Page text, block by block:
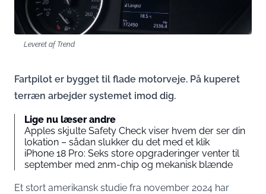
Leveret af Trend
Fartpilot er bygget til flade motorveje. På kuperet
terræn arbejder systemet imod dig.
Lige nu læser andre
Apples skjulte Safety Check viser hvem der ser din
lokation – sådan slukker du det med et klik
iPhone 18 Pro: Seks store opgraderinger venter til
september med 2nm-chip og mekanisk blænde
Et stort amerikansk studie fra november 2024 har